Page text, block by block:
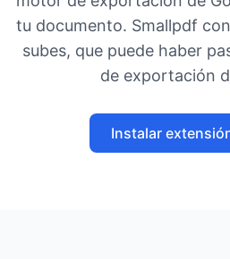
tu documento. Smallpdf
subes, que puede haber
de exportación
Instalar